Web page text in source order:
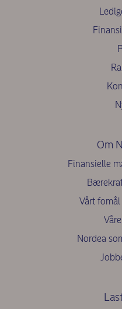
Om
Finansielle
Vårt
Nordea